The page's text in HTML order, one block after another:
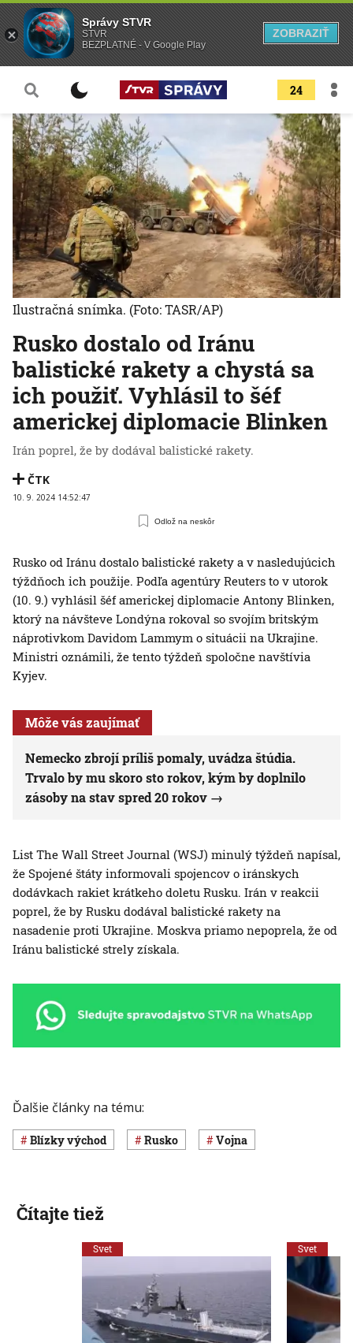
24
Rusko dostalo od Iránu
balistické rakety a chystá sa
ich použiť. Vyhlásil to šéf
americkej diplomacie Blinken
Irán poprel, že by dodával balistické rakety.
ČTK
10. 9. 2024 14:52:47
Odlož na neskôr
Ilustračná snímka. (Foto: TASR/AP)
Rusko od Iránu dostalo balistické rakety a v nasledujúcich
týždňoch ich použije. Podľa agentúry Reuters to v utorok
(10. 9.) vyhlásil šéf americkej diplomacie Antony Blinken,
ktorý na návšteve Londýna rokoval so svojím britským
náprotivkom Davidom Lammym o situácii na Ukrajine.
Ministri oznámili, že tento týždeň spoločne navštívia
Kyjev.
Môže vás zaujímať
Nemecko zbrojí príliš pomaly, uvádza štúdia.
Trvalo by mu skoro sto rokov, kým by doplnilo
zásoby na stav spred 20 rokov
List The Wall Street Journal (WSJ) minulý týždeň napísal,
že Spojené štáty informovali spojencov o iránskych
dodávkach rakiet krátkeho doletu Rusku. Irán v reakcii
poprel, že by Rusku dodával balistické rakety na
nasadenie proti Ukrajine. Moskva priamo nepoprela, že od
Iránu balistické strely získala.
Ďalšie články na tému:
Blízky východ Rusko vojna
Čítajte tiež
Svet Svet
Správy STVR
STVR
BEZPLATNÉ - V Google Play
ZOBRAZIŤ